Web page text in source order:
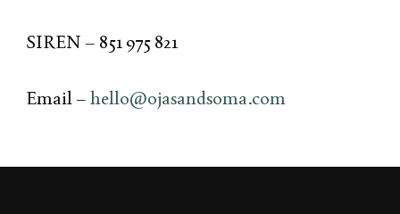
SIREN – 851 975 821
Email –hello@ojasandsoma.com